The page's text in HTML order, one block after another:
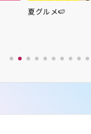
夏グルメ🍉